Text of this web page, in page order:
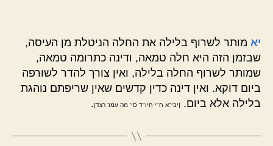
יא מותר לשרוף בלילה את החלה הניטלת מן העיסה,
שבזמן הזה היא חלה טמאה, ודינה כתרומה טמאה,
שמותר לשרוף החלה בלילה, ואין צורך להדר לשורפה
ביום דוקא. ואין דינה כדין קדשים שאין שריפתם נוהגת
בלילה אלא ביום.
[יבי"א ח"י חיו"ד סי' מה עמו' רצד].